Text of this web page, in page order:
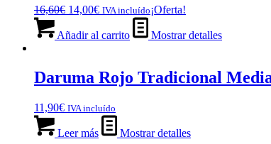
16,60€ El
original
14,00€El
actual
IVA incluído¡Oferta!
Añadir al carrito Mostrar detalles
Daruma Rojo Tradicional
11,90€ IVA incluído
Leer más Mostrar detalles